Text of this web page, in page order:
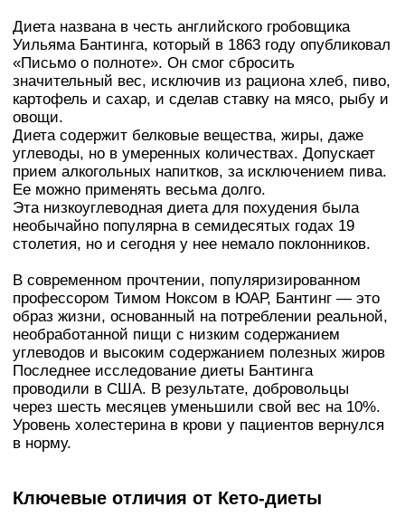
Диета названа в честь английского гробовщика
Уильяма Бантинга, который в 1863 году опубликовал
«Письмо о полноте». Он смог сбросить
значительный вес, исключив из рациона хлеб, пиво,
картофель и сахар, и сделав ставку на мясо, рыбу и
овощи.
Диета содержит белковые вещества, жиры, даже
углеводы, но в умеренных количествах. Допускает
прием алкогольных напитков, за исключением пива.
Ее можно применять весьма долго.
Эта низкоуглеводная диета для похудения была
необычайно популярна в семидесятых годах 19
столетия, но и сегодня у нее немало поклонников.
В современном прочтении, популяризированном
профессором Тимом Ноксом в ЮАР, Бантинг — это
образ жизни, основанный на потреблении реальной,
необработанной пищи с низким содержанием
углеводов и высоким содержанием полезных жиров
Последнее исследование диеты Бантинга
проводили в США. В результате, добровольцы
через шесть месяцев уменьшили свой вес на 10%.
Уровень холестерина в крови у пациентов вернулся
в норму.
Ключевые отличия от Кето-диеты